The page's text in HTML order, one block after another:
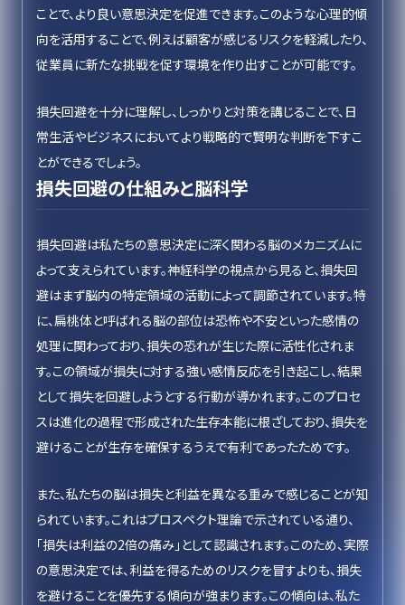
ことで、より良い意思決定を促進できます。このような心理的傾
向を活用することで、例えば顧客が感じるリスクを軽減したり、
従業員に新たな挑戦を促す環境を作り出すことが可能です。
損失回避を十分に理解し、しっかりと対策を講じることで、日
常生活やビジネスにおいてより戦略的で賢明な判断を下すこ
とができるでしょう。
損失回避の仕組みと脳科学
損失回避は私たちの意思決定に深く関わる脳のメカニズムに
よって支えられています。神経科学の視点から見ると、損失回
避はまず脳内の特定領域の活動によって調節されています。特
に、扁桃体と呼ばれる脳の部位は恐怖や不安といった感情の
処理に関わっており、損失の恐れが生じた際に活性化されま
す。この領域が損失に対する強い感情反応を引き起こし、結果
として損失を回避しようとする行動が導かれます。このプロセ
スは進化の過程で形成された生存本能に根ざしており、損失を
避けることが生存を確保するうえで有利であったためです。
また、私たちの脳は損失と利益を異なる重みで感じることが知
られています。これはプロスペクト理論で示されている通り、
「損失は利益の2倍の痛み」として認識されます。このため、実際
の意思決定では、利益を得るためのリスクを冒すよりも、損失
を避けることを優先する傾向が強まります。この傾向は、私た